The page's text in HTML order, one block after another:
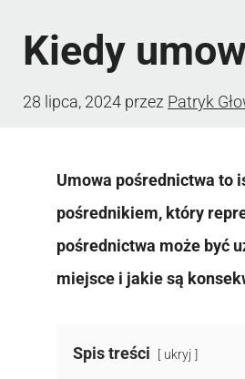
Kiedy
28 lipca, 2024 przez Patryk
Umowa pośrednictwa to
pośrednikiem, który
pośrednictwa może być
miejsce i jakie są
Spis treści ukryj